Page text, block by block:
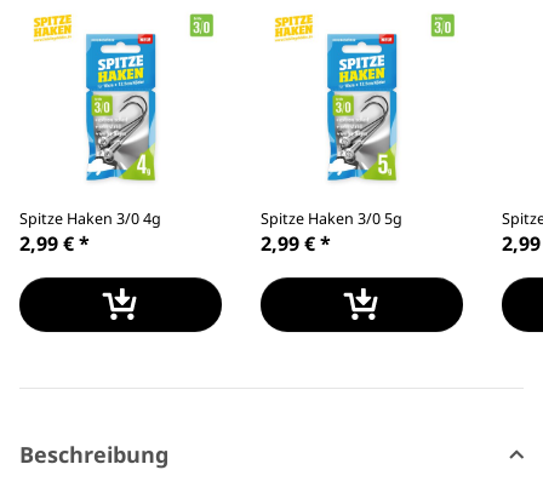
Spitze Haken 3/0 4g
2,99 €*
Spitze Haken 3/0 5g
2,99 €*
Beschreibung